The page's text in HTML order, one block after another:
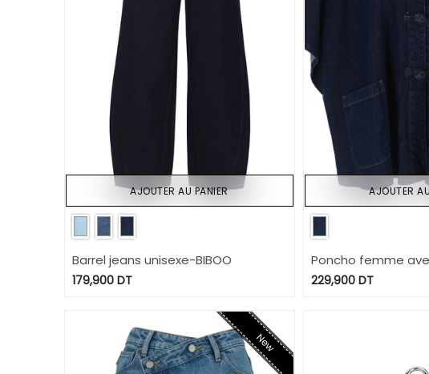
Barrel jeans unisexe-BIBOO
179,900DT
AJOUTER AU PANIER
Poncho femme
plaquée - ZINA 2.0
229,900DT
AJOUTER
New